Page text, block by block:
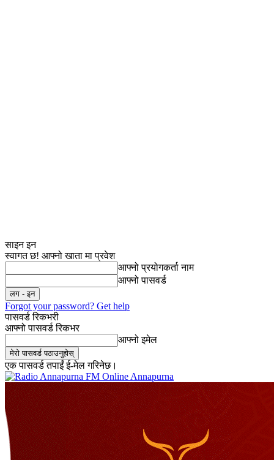
साइन इन
स्वागत छ! आफ्नो खाता मा प्रवेश
आफ्नो प्रयोगकर्ता नाम
आफ्नो पासवर्ड
Forgot your password? Get help
पासवर्ड रिकभरी
आफ्नो पासवर्ड रिकभर
आफ्नो इमेल
एक पासवर्ड तपाईं ई-मेल गरिनेछ।
Online Annapurna